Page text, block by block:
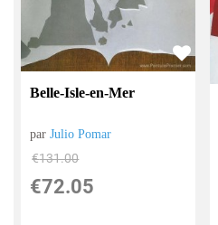
Belle-Isle-en-Mer
parJulio Pomar
€131.00
€72.05